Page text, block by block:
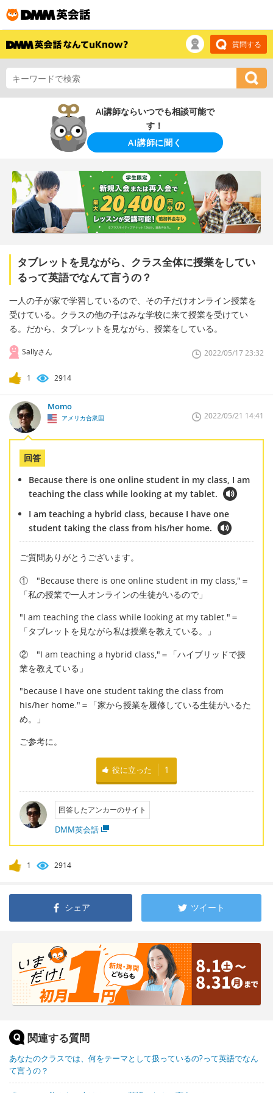
質問する
AI講師ならいつでも相談可能で
す！
AI講師に聞く
タブレットを見ながら、クラス全体に授業をしてい
るって英語でなんて言うの？
一人の子が家で学習しているので、その子だけオンライン授業を
受けている。クラスの他の子はみな学校に来て授業を受けてい
る。だから、タブレットを見ながら、授業をしている。
Sallyさん 2022/05/17 23:32
1 2914
Momo
アメリカ合衆国 2022/05/21 14:41
回答
Because there is one online student in my class, I am
teaching the class while looking at my tablet.
I am teaching a hybrid class, because I have one
student taking the class from his/her home.
ご質問ありがとうございます。
① "Because there is one online student in my class,"＝
「私の授業で一人オンラインの生徒がいるので」
"I am teaching the class while looking at my tablet."＝
「タブレットを見ながら私は授業を教えている。」
② "I am teaching a hybrid class,"＝「ハイブリッドで授
業を教えている」
"because I have one student taking the class from
his/her home."＝「家から授業を履修している生徒がいるた
め。」
ご参考に。
役に立った 1
回答したアンカーのサイト
DMM英会話
1 2914
シェア ツイート
関連する質問
あなたのクラスでは、何をテーマとして扱っているの?って英語でなん
て言うの？